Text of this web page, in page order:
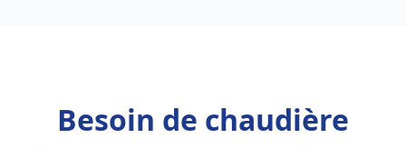
Besoin de chaudière